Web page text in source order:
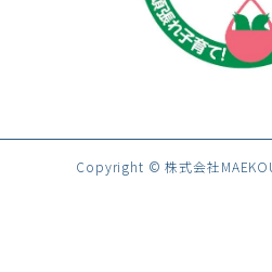
Copyright © 株式会社